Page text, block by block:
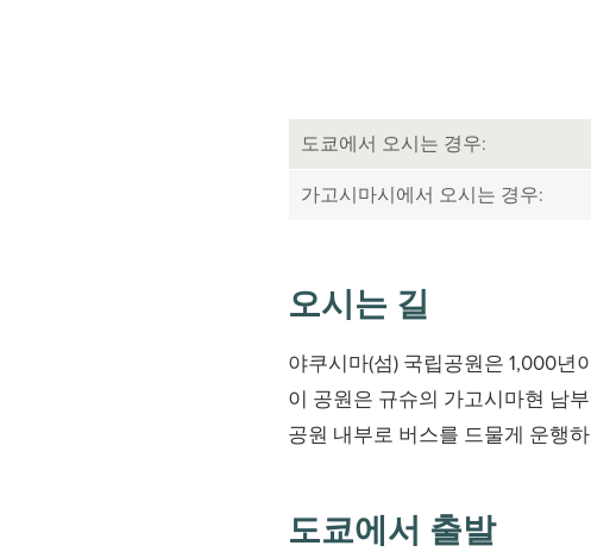
도쿄에서 오시는 경우:
가고시마시에서 오시는 경우:
오시는 길
야쿠시마(섬) 국립공원은 1,000
이 공원은 규슈의 가고시마현 남
공원 내부로 버스를 드물게 운행
도쿄에서 출발